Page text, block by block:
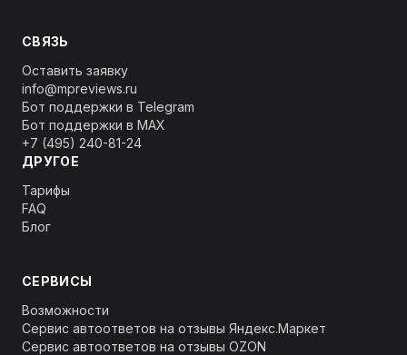
СВЯЗЬ
Оставить заявку
info@mpreviews.ru
Бот поддержки в Telegram
Бот поддержки в MAX
+7 (495) 240-81-24
ДРУГОЕ
Тарифы
FAQ
Блог
СЕРВИСЫ
Возможности
Сервис автоответов на отзывы Яндекс.Маркет
Сервис автоответов на отзывы OZON